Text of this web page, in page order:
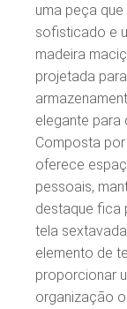
uma peça
sofisticado e
madeira
projetada
elegante para
Composta
oferece
pessoais,
destaque fica
tela
elemento de
proporcionar
organização